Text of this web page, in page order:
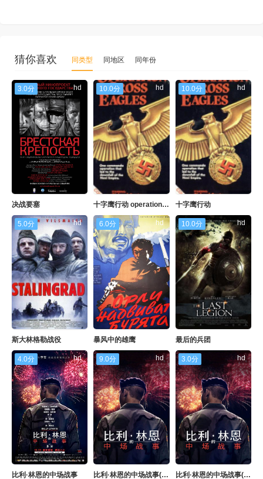
猜你喜欢 同类型 同地区 同年份
3.0分 hd
决战要塞
10.0分 hd
十字鹰行动 operation cross eagles
10.0分 hd
十字鹰行动
5.0分 hd
斯大林格勒战役
6.0分 hd
暴风中的雄鹰
10.0分 hd
最后的兵团
4.0分 hd
比利·林恩的中场战事
9.0分 hd
比利·林恩的中场战事(双语字幕版)
3.0分 hd
比利·林恩的中场战事(原声版)